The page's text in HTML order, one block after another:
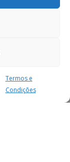
Termos e
Condições